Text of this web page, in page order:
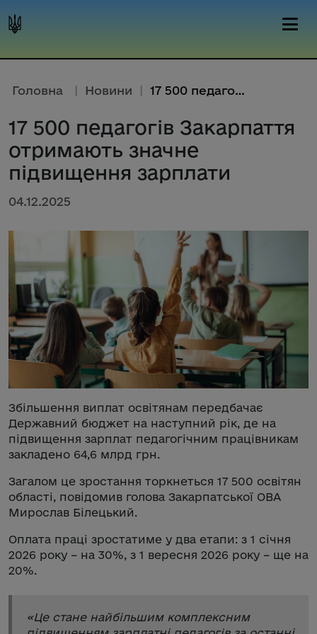
Головна | Новини | 17 500 педагогів Закарпаття от...
17 500 педагогів Закарпаття
отримають значне
підвищення зарплати
04.12.2025
Збільшення виплат освітянам передбачає
Державний бюджет на наступний рік, де на
підвищення зарплат педагогічним працівникам
закладено 64,6 млрд грн.
Загалом це зростання торкнеться 17 500 освітян
області, повідомив голова Закарпатської ОВА
Мирослав Білецький.
Оплата праці зростатиме у два етапи: з 1 січня
2026 року – на 30%, з 1 вересня 2026 року – ще на
20%.
«Це стане найбільшим комплексним